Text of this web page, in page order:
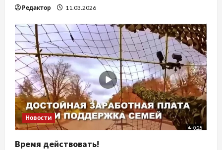
Редактор 11.03.2026
Новости
Время действовать!